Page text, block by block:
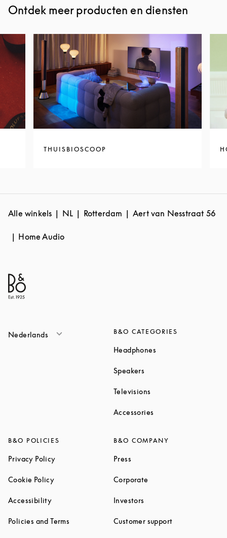
Ontdek meer producten en diensten
THUISBIOSCOOP
Alle winkels NL Rotterdam Aert van Nesstraat 56
Home Audio
Nederlands B&O CATEGORIES
Headphones
Speakers
Televisions
Accessories
B&O POLICIES
Privacy PolicyLink Opens in New Tab
Cookie PolicyLink Opens in New Tab
AccessibilityLink Opens in New Tab
Policies and Terms Link Opens in New Tab
B&O COMPANY
Press
Corporate
Investors
Customer supportLink Opens in